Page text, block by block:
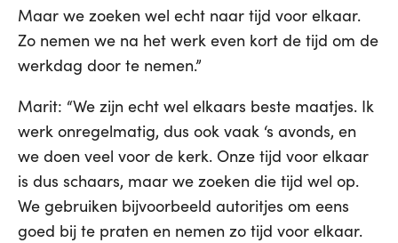
Maar we zoeken wel echt naar tijd voor elkaar.
Zo nemen we na het werk even kort de tijd om de
werkdag door te nemen.”
Marit: “We zijn echt wel elkaars beste maatjes. Ik
werk onregelmatig, dus ook vaak ‘s avonds, en
we doen veel voor de kerk. Onze tijd voor elkaar
is dus schaars, maar we zoeken die tijd wel op.
We gebruiken bijvoorbeeld autoritjes om eens
goed bij te praten en nemen zo tijd voor elkaar.